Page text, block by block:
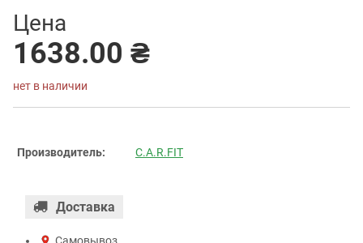
Цена
1638.00 ₴
нет в наличии
Производитель: C.A.R.FIT
Доставка